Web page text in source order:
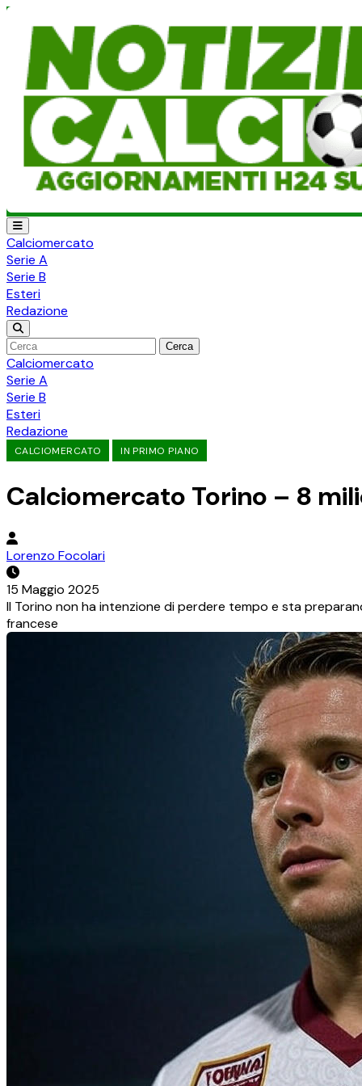
Calciomercato
Serie A
Serie B
Esteri
Redazione
Cerca
Calciomercato
Serie A
Serie B
Esteri
Redazione
CALCIOMERCATO IN PRIMO PIANO
Calciomercato Torino – 8
Lorenzo Focolari
15 Maggio 2025
Il Torino non ha intenzione di perdere tempo e sta
francese